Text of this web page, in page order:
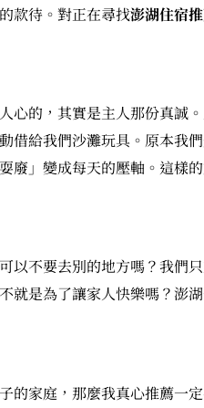
款待。對正在尋找澎湖住宿
心的，其實是主人那份真誠
借給我們沙灘玩具。原本我
廢」變成每天的壓軸。這樣
以不要去別的地方嗎？我們
就是為了讓家人快樂嗎？澎
的家庭，那麼我真心推薦一